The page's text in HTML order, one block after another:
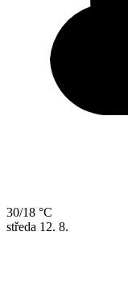
30/18 °C
středa 12. 8.